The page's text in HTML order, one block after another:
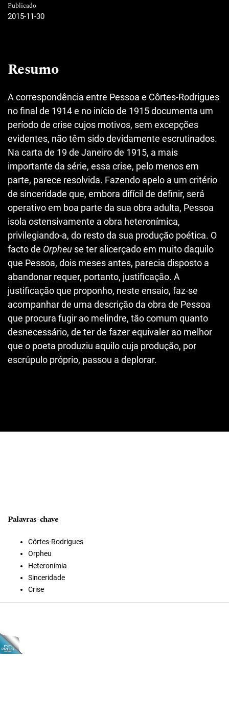
Publicado
2015-11-30
Resumo
A correspondência entre Pessoa e Côrtes-Rodrigues
no final de 1914 e no início de 1915 documenta um
período de crise cujos motivos, sem excepções
evidentes, não têm sido devidamente escrutinados.
Na carta de 19 de Janeiro de 1915, a mais
importante da série, essa crise, pelo menos em
parte, parece resolvida. Fazendo apelo a um critério
de sinceridade que, embora difícil de definir, será
operativo em boa parte da sua obra adulta, Pessoa
isola ostensivamente a obra heteronímica,
privilegiando-a, do resto da sua produção poética. O
facto de Orpheu se ter alicerçado em muito daquilo
que Pessoa, dois meses antes, parecia disposto a
abandonar requer, portanto, justificação. A
justificação que proponho, neste ensaio, faz-se
acompanhar de uma descrição da obra de Pessoa
que procura fugir ao melindre, tão comum quanto
desnecessário, de ter de fazer equivaler ao melhor
que o poeta produziu aquilo cuja produção, por
escrúpulo próprio, passou a deplorar.
Palavras-chave
Côrtes-Rodrigues
Orpheu
Heteronímia
Sinceridade
Crise